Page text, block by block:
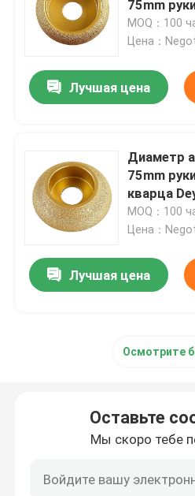
75mm
MOQ：100
Цена：
Лучшая цена
Диаметр
75mm
кварца
MOQ：100
Цена：
Лучшая цена
Осмотрите
Оставьте
Мы скоро тебе